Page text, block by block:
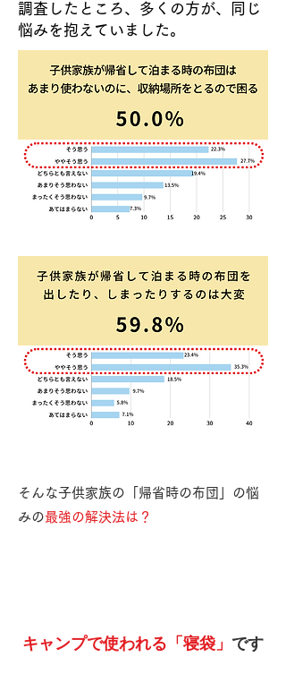
​​調査したところ、多くの方が、同じ
悩みを抱えていました。
そんな子供家族の「帰省時の布団」の悩
みの最強の解決法は？
キャンプで使われる「寝袋」 です